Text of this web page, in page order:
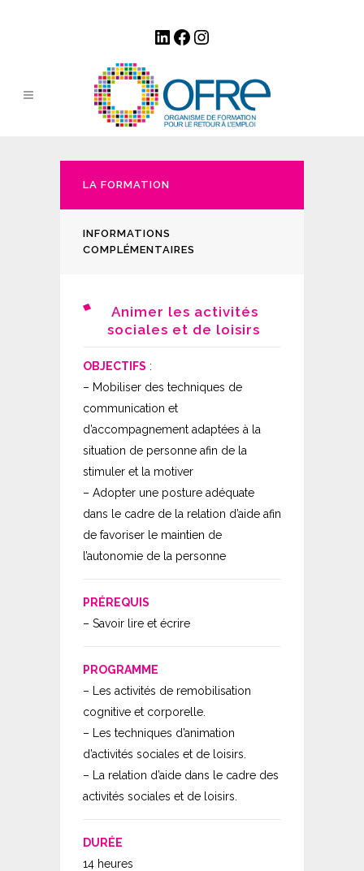
LinkedIn
Facebook
Instagram
LA FORMATION
INFORMATIONS
COMPLÉMENTAIRES
Animer les activités
sociales et de loisirs
OBJECTIFS :
– Mobiliser des techniques de
communication et
d’accompagnement adaptées à la
situation de personne afin de la
stimuler et la motiver
– Adopter une posture adéquate
dans le cadre de la relation d’aide afin
de favoriser le maintien de
l’autonomie de la personne
PRÉREQUIS
– Savoir lire et écrire
PROGRAMME
– Les activités de remobilisation
cognitive et corporelle.
– Les techniques d’animation
d’activités sociales et de loisirs.
– La relation d’aide dans le cadre des
activités sociales et de loisirs.
DURÉE
14 heures